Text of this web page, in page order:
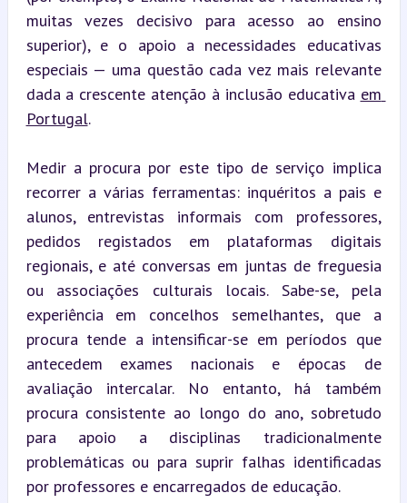
muitas vezes decisivo para acesso ao ensino
superior), e o apoio a necessidades educativas
especiais — uma questão cada vez mais relevante
dada a crescente atenção à inclusão educativa em
Portugal.
Medir a procura por este tipo de serviço implica
recorrer a várias ferramentas: inquéritos a pais e
alunos, entrevistas informais com professores,
pedidos registados em plataformas digitais
regionais, e até conversas em juntas de freguesia
ou associações culturais locais. Sabe-se, pela
experiência em concelhos semelhantes, que a
procura tende a intensificar-se em períodos que
antecedem exames nacionais e épocas de
avaliação intercalar. No entanto, há também
procura consistente ao longo do ano, sobretudo
para apoio a disciplinas tradicionalmente
problemáticas ou para suprir falhas identificadas
por professores e encarregados de educação.